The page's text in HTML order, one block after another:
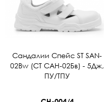
Сандалии Спейс ST SAN-
02Bw (СТ САН-02Бв) - 5Дж,
ПУ/ТПУ